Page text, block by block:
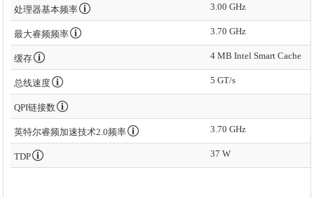
处理器基本频率 3.00 GHz
最大睿频频率 3.70 GHz
缓存 4 MB Intel Smart Cache
总线速度 5 GT/s
QPI链接数
英特尔睿频加速技术2.0频率 3.70 GHz
TDP 37 W